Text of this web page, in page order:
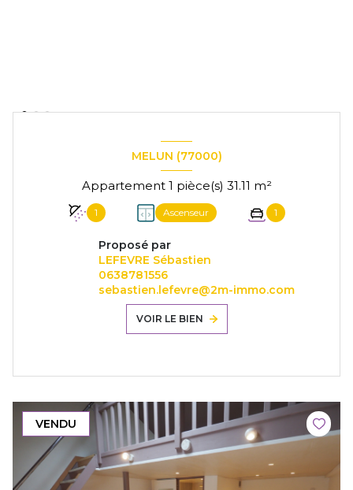
MELUN (77000)
Appartement 1 pièce(s) 31.11 m²
1 Ascenseur 1
Proposé par
LEFEVRE Sébastien
0638781556
sebastien.lefevre@2m-immo.com
VOIR LE BIEN
VENDU